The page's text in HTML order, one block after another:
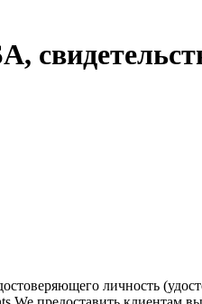
личность